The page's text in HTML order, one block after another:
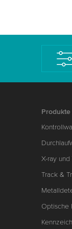
X-ray und
Track &
Optische